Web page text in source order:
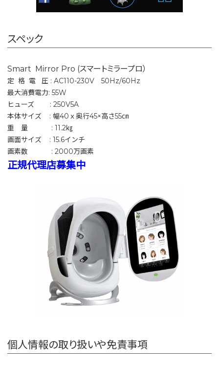
スペック
Smart Mirror Pro (スマートミラープロ）
定 格 電 圧 : AC110-230V 50Hz/60Hz
最大消費電力: 55W
ヒューズ : 250V5A
本体サイズ : 幅40ｘ奥行45×高さ55㎝
重 量 : 11.2㎏
画面サイズ : 15.6インチ
画素数 : 2000万画素
正規代理店募集中
個人情報の取り扱いや免責事項